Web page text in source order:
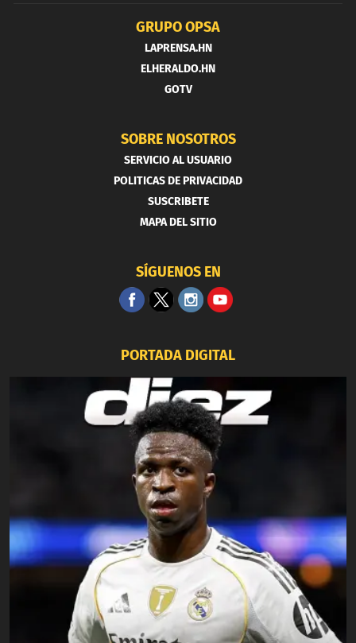
GRUPO OPSA
LAPRENSA.HN
ELHERALDO.HN
GOTV
SOBRE NOSOTROS
SERVICIO AL USUARIO
POLITICAS DE PRIVACIDAD
SUSCRIBETE
MAPA DEL SITIO
SÍGUENOS EN
PORTADA DIGITAL